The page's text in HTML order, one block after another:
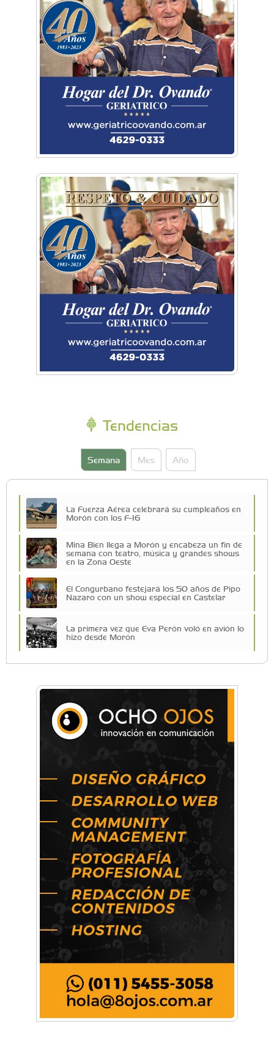
Tendencias
Semana Mes Año
La Fuerza Aérea celebrará su cumpleaños en
Morón con los F-16
Mina Bien llega a Morón y encabeza un fin de
semana con teatro, música y grandes shows
en la Zona Oeste
El Congurbano festejará los 50 años de Pipo
Nazaro con un show especial en Castelar
La primera vez que Eva Perón voló en avión lo
hizo desde Morón
Mariana Croce: "Hoy las empresas necesitan
un asesoramiento integral para crecer con
seguridad"
Música, teatro, yoga, danza y mucho más:
Conocé todos los talleres para aprender y